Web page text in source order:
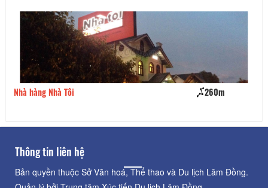
260m
Thông tin liên hệ
Bản quyền thuộc Sở Văn hoá, Thể thao và Du lịch Lâm Đồng.